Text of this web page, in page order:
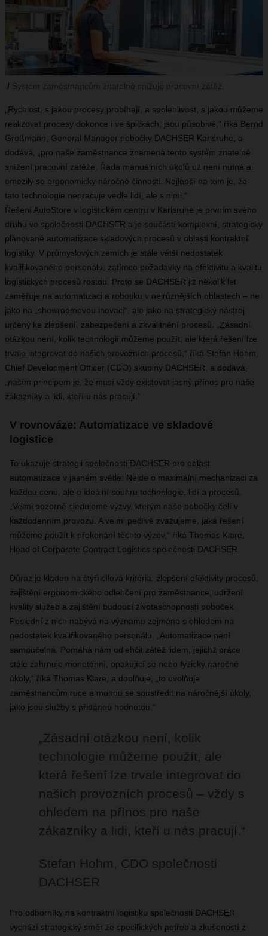
„Rychlost, s jakou procesy probíhají, a spolehlivost, s jakou můžeme
realizovat procesy dokonce i ve špičkách, jsou působivé,“ říká Bernd
Großmann, General Manager pobočky DACHSER Karlsruhe, a
dodává, „pro naše zaměstnance znamená tento systém znatelné
snížení pracovní zátěže. Řada manuálních úkolů už není nutná a
omezily se ergonomicky náročné činnosti. Nejlepší na tom je, že
tato technologie nepracuje vedle lidí, ale s nimi.“
Řešení AutoStore v logistickém centru v Karlsruhe je prvním svého
druhu ve společnosti DACHSER a je součástí komplexní, strategicky
plánované automatizace skladových procesů v oblasti kontraktní
logistiky. V průmyslových zemích je stále větší nedostatek
kvalifikovaného personálu, zatímco požadavky na efektivitu a kvalitu
logistických procesů rostou. Proto se DACHSER již několik let
zaměřuje na automatizaci a robotiku v nejrůznějších oblastech – ne
jako na „showroomovou inovaci“, ale jako na strategický nástroj
určený ke zlepšení, zabezpečení a zkvalitnění procesů. „Zásadní
otázkou není, kolik technologií můžeme použít, ale která řešení lze
trvale integrovat do našich provozních procesů,“ říká Stefan Hohm,
Chief Development Officer (CDO) skupiny DACHSER, a dodává,
„naším principem je, že musí vždy existovat jasný přínos pro naše
zákazníky a lidi, kteří u nás pracují.“
V rovnováze: Automatizace ve skladové
logistice
To ukazuje strategii společnosti DACHSER pro oblast
automatizace v jasném světle: Nejde o maximální mechanizaci za
každou cenu, ale o ideální souhru technologie, lidí a procesů.
„Velmi pozorně sledujeme výzvy, kterým naše pobočky čelí v
každodenním provozu. A velmi pečlivě zvažujeme, jaká řešení
můžeme použít k překonání těchto výzev,“ říká Thomas Klare,
Head of Corporate Contract Logistics společnosti DACHSER.
Důraz je kladen na čtyři cílová kritéria: zlepšení efektivity procesů,
zajištění ergonomického odlehčení pro zaměstnance, udržení
kvality služeb a zajištění budoucí životaschopnosti poboček.
Poslední z nich nabývá na významu zejména s ohledem na
nedostatek kvalifikovaného personálu. „Automatizace není
samoúčelná. Pomáhá nám odlehčit zátěž lidem, jejichž práce
stále zahrnuje monotónní, opakující se nebo fyzicky náročné
úkoly,“ říká Thomas Klare, a doplňuje, „to uvolňuje
zaměstnancům ruce a mohou se soustředit na náročnější úkoly,
jako jsou služby s přidanou hodnotou.“
„Zásadní otázkou není, kolik
technologie můžeme použít, ale
která řešení lze trvale integrovat do
našich provozních procesů – vždy s
ohledem na přínos pro naše
zákazníky a lidi, kteří u nás pracují.“
Stefan Hohm, CDO společnosti
DACHSER
Pro odborníky na kontraktní logistiku společnosti DACHSER
vychází strategický směr ze specifických potřeb a zkušeností z